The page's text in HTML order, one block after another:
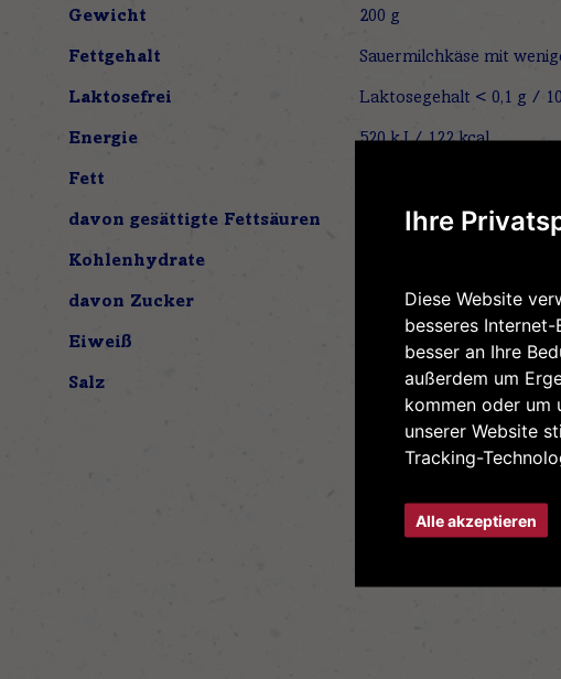
Ihre
Diese Website
besseres
besser an Ihre
außerdem um
kommen oder um
unserer Website
Tracking-
Alle akzeptieren
Weitere
Gewicht 200 g
Fettgehalt Sauermilchkäse mit
Laktosefrei
Energie 520 kJ / 122 kcal
Fett
davon gesättigte Fettsäuren
Kohlenhydrate
davon Zucker < 0,1 g
Eiweiß
Salz